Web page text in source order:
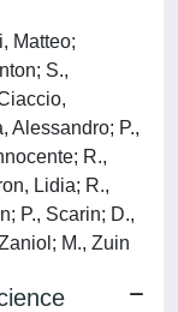
Matteo;
S.,
Alessandro; P.,
R.,
Lidia; R.,
P., Scarin; D.,
M., Zuin